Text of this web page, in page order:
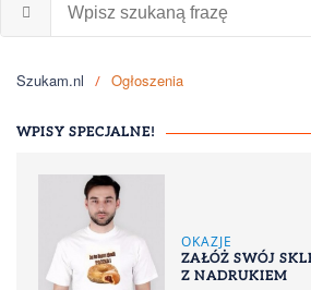
Szukam.nl Ogłoszenia
WPISY SPECJALNE!
OKAZJE
ZAŁÓŻ SWÓJ
Z NADRUKIEM